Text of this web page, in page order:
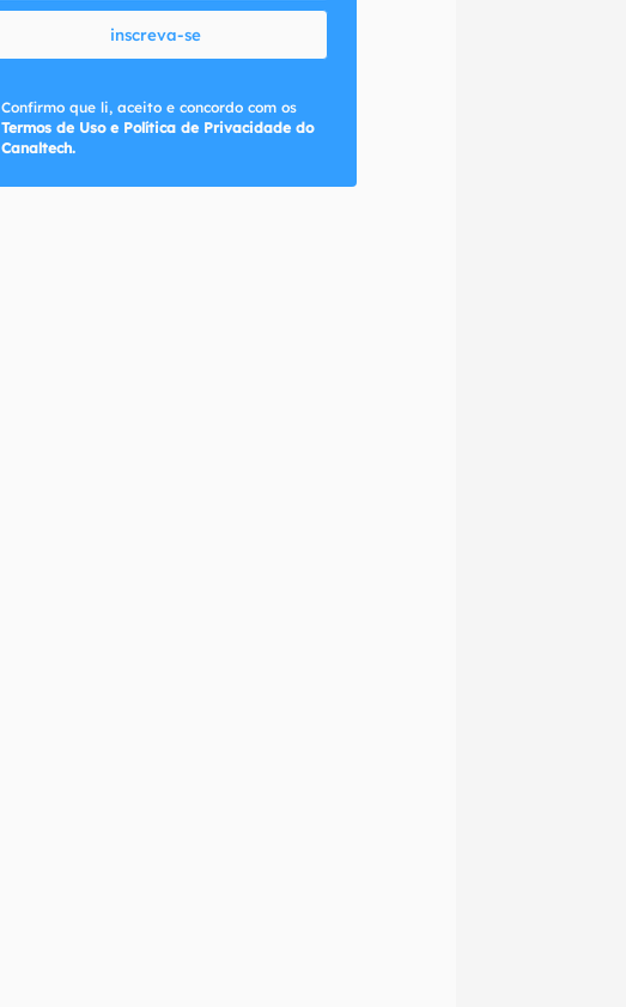
inscreva-se
Confirmo que li, aceito e concordo com os
Termos de Uso e Política de Privacidade do
Canaltech.